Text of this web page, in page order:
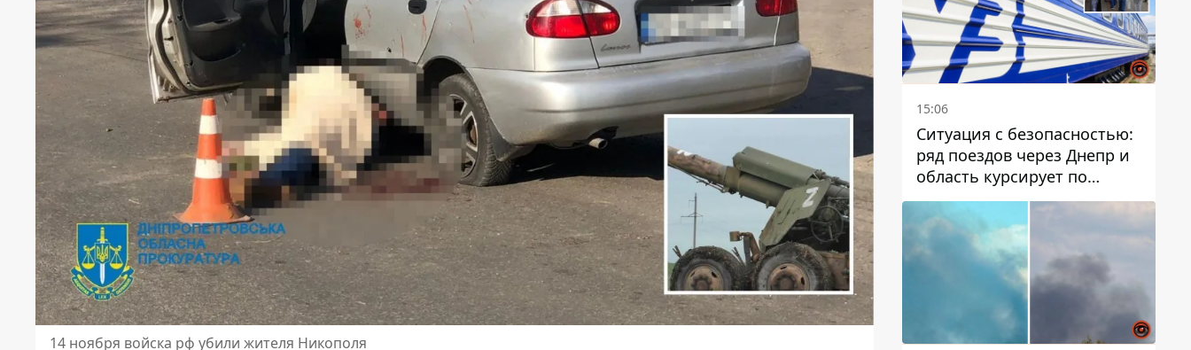
14 ноября войска рф убили жителя Никополя
15:06
Ситуация с безопасностью:
ряд поездов через Днепр и
область курсирует по
измененному маршруту, а
часть пути заменили
автобусами и электричками